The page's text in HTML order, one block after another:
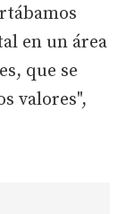
en un área
que se
valores",